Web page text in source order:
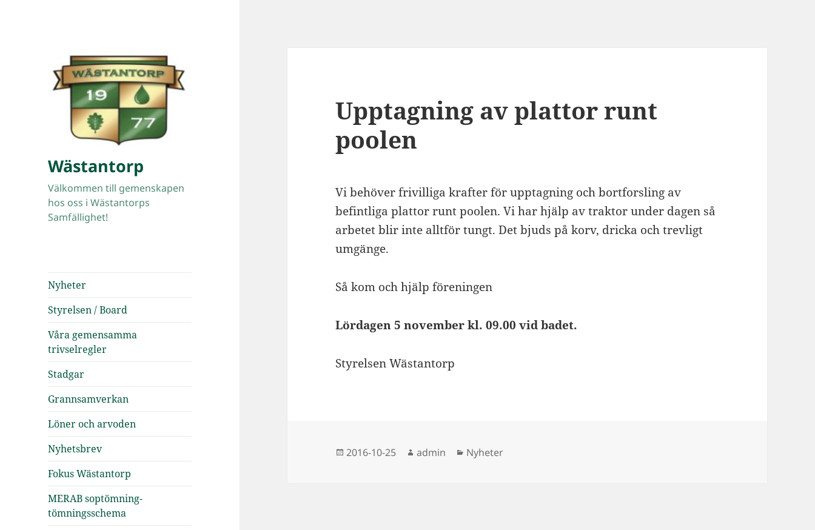
Wästantorp
Välkommen till gemenskapen
hos oss i Wästantorps
Samfällighet!
Nyheter
Styrelsen / Board
Våra gemensamma
trivselregler
Stadgar
Grannsamverkan
Löner och arvoden
Nyhetsbrev
Fokus Wästantorp
MERAB soptömning-
tömningsschema
Upptagning av plattor runt
poolen
Vi behöver frivilliga krafter för upptagning och bortforsling av
befintliga plattor runt poolen. Vi har hjälp av traktor under dagen så
arbetet blir inte alltför tungt. Det bjuds på korv, dricka och trevligt
umgänge.
Så kom och hjälp föreningen
Lördagen 5 november kl. 09.00 vid badet.
Styrelsen Wästantorp
Postat
2016-10-25 Författare
admin Kategorier
Nyheter